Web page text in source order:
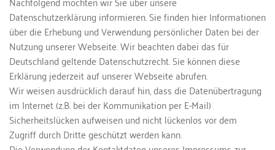
Datenschutzerklärung informieren. Sie finden hier Informationen
über die Erhebung und Verwendung persönlicher Daten bei der
Nutzung unserer Webseite. Wir beachten dabei das für
Deutschland geltende Datenschutzrecht. Sie können diese
Erklärung jederzeit auf unserer Webseite abrufen.
Wir weisen ausdrücklich darauf hin, dass die Datenübertragung
im Internet (z.B. bei der Kommunikation per E-Mail)
Sicherheitslücken aufweisen und nicht lückenlos vor dem
Zugriff durch Dritte geschützt werden kann.